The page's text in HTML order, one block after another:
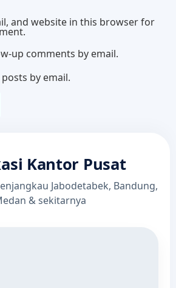
and website in this browser for
up comments by email.
by email.
Kantor Pusat
Jabodetabek, Bandung,
& sekitarnya